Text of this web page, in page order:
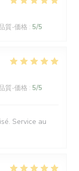
質-価格 : 5/5
質-価格 : 5/5
Service au